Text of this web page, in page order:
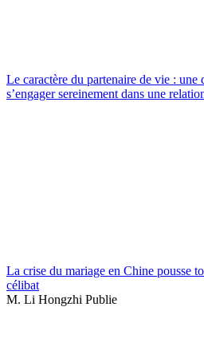
Le caractère du partenaire de vie : une
s’engager sereinement dans une
La crise du mariage en Chine pousse
célibat
M. Li Hongzhi Publie